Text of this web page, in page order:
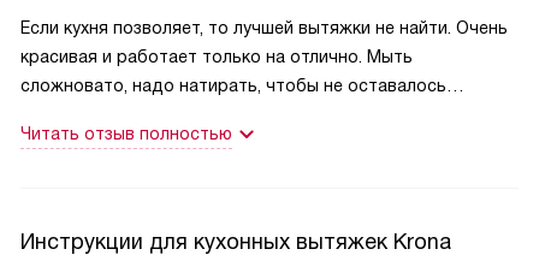
Если кухня позволяет, то лучшей вытяжки не найти. Очень
красивая и работает только на отлично. Мыть
сложновато, надо натирать, чтобы не оставалось
же день надо делать. Я очень рада, что стала хозяйкой
Читать отзыв полностью
Инструкции для кухонных вытяжек Krona